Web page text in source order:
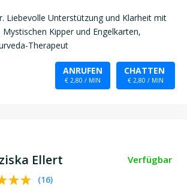
Liebevolle Unterstützung und Klarheit mit
Kipper und Engelkarten,
Therapeut
ANRUFEN
€ 2,80 / MIN
CHATTEN
€ 2,80 / MIN
Ellert
(16)
Verfügbar